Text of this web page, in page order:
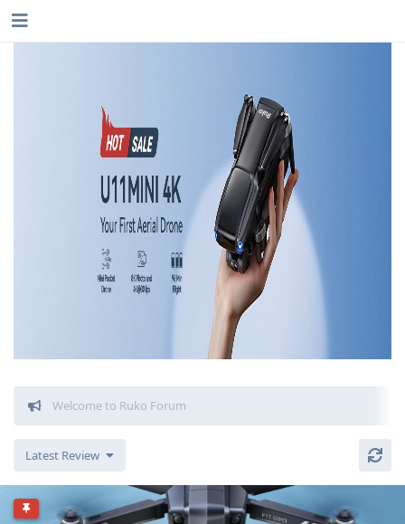
Ruko Forum
Latest Review